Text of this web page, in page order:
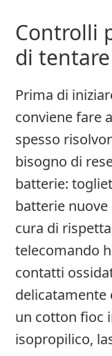
Controlli
di
Prima di
conviene fare
spesso
bisogno di
batterie:
batterie
cura di
telecomando
contatti
delicatamente
un cotton fioc
isopropilico,